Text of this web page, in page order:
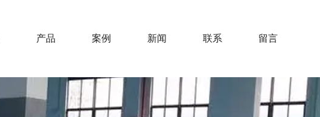
产品 案例 新闻 联系 留言